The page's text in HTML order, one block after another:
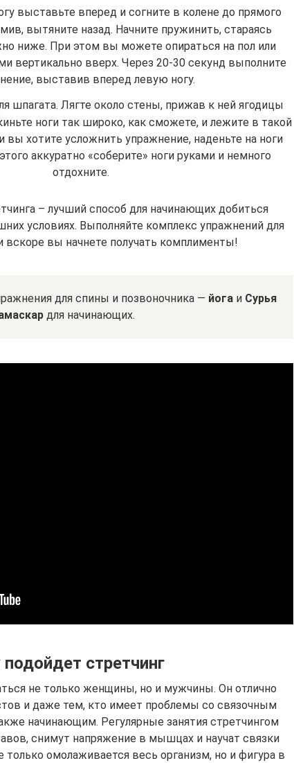
выставьте вперед и согните в колене до прямого
вытяните назад. Начните пружинить, стараясь
ниже. При этом вы можете опираться на пол или
вертикально вверх. Через 20-30 секунд выполните
выставив вперед левую ногу.
шпагата. Лягте около стены, прижав к ней ягодицы
ноги так широко, как сможете, и лежите в такой
вы хотите усложнить упражнение, наденьте на ноги
аккуратно «соберите» ноги руками и немного
отдохните.
– лучший способ для начинающих добиться
условиях. Выполняйте комплекс упражнений для
вскоре вы начнете получать комплименты!
для спины и позвоночника — йогаи Сурья
для начинающих.
стретчинг
не только женщины, но и мужчины. Он отлично
и даже тем, кто имеет проблемы со связочным
начинающим. Регулярные занятия стретчингом
снимут напряжение в мышцах и научат связки
только омолаживается весь организм, но и фигура в